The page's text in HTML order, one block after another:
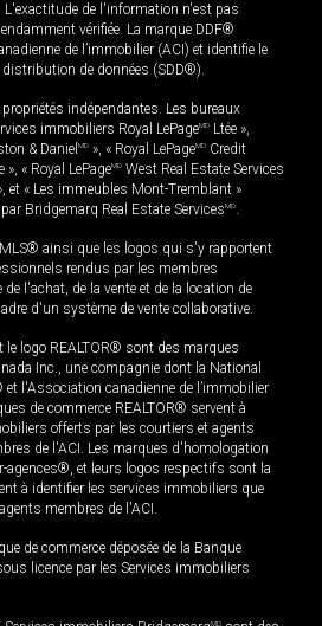
L'exactitude de l'information n'est pas
vérifiée. La marque DDF®
de l’immobilier (ACI) et identifie le
distribution de données (SDD®).
indépendantes. Les bureaux
immobiliers Royal LePageMD Ltée »,
& Daniel MD », « Royal LePageMD Credit
», « Royal LePageMD West Real Estate Services
et « Les immeubles Mont-Tremblant »
Bridgemarq Real Estate ServicesMD.
ainsi que les logos qui s'y rapportent
rendus par les membres
de l'achat, de la vente et de la location de
d'un système de vente collaborative.
le logo REALTOR® sont des marques
Inc., une compagnie dont la National
l'Association canadienne de l’immobilier
de commerce REALTOR® servent à
offerts par les courtiers et agents
de l'ACI. Les marques d'homologation
agences®, et leurs logos respectifs sont la
à identifier les services immobiliers que
membres de l'ACI.
de commerce déposée de la Banque
licence par les Services immobiliers
MD